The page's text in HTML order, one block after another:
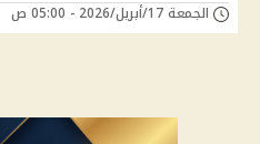
الجمعة 17/أبريل/2026 - 05:00 ص